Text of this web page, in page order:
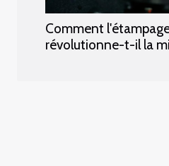
Comment
révolutionne-t-il la